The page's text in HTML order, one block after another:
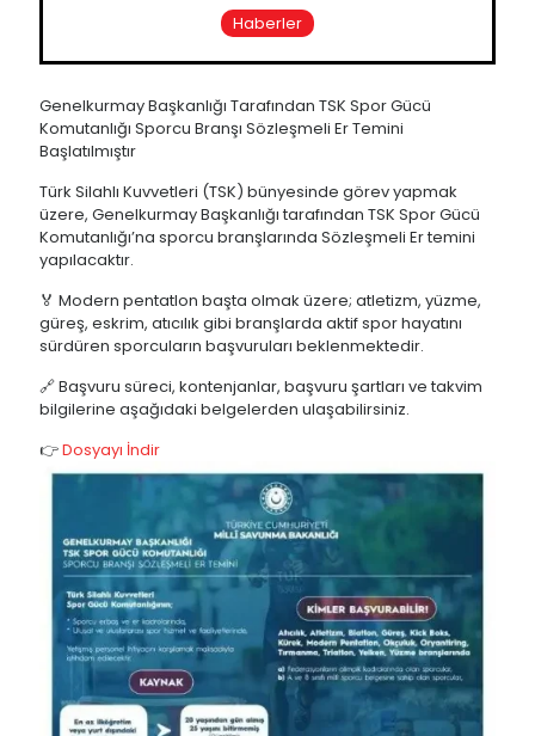
Haberler
Genelkurmay Başkanlığı Tarafından TSK Spor Gücü
Komutanlığı Sporcu Branşı Sözleşmeli Er Temini
Başlatılmıştır
Türk Silahlı Kuvvetleri (TSK) bünyesinde görev yapmak
üzere, Genelkurmay Başkanlığı tarafından TSK Spor Gücü
Komutanlığı’na sporcu branşlarında Sözleşmeli Er temini
yapılacaktır.
🏅 Modern pentatlon başta olmak üzere; atletizm, yüzme,
güreş, eskrim, atıcılık gibi branşlarda aktif spor hayatını
sürdüren sporcuların başvuruları beklenmektedir.
🔗 Başvuru süreci, kontenjanlar, başvuru şartları ve takvim
bilgilerine aşağıdaki belgelerden ulaşabilirsiniz.
👉Dosyayı İndir